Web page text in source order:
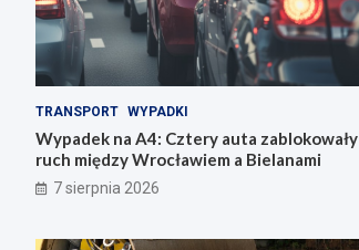
TRANSPORT WYPADKI
Wypadek na A4: Cztery auta zablokowały
ruch między Wrocławiem a Bielanami
7 sierpnia 2026